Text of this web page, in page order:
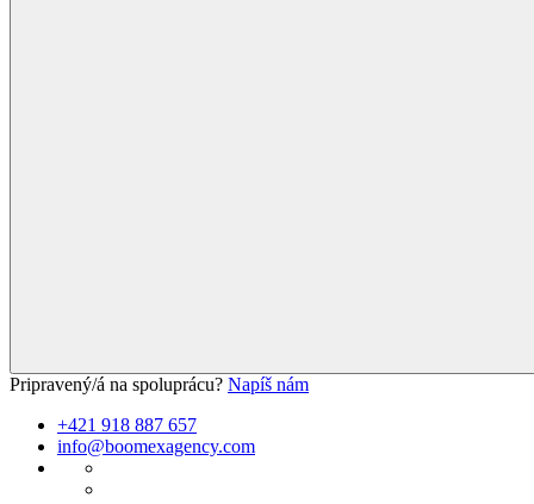
Pripravený/á na spoluprácu? Napíš nám
+421 918 887 657
info@boomexagency.com